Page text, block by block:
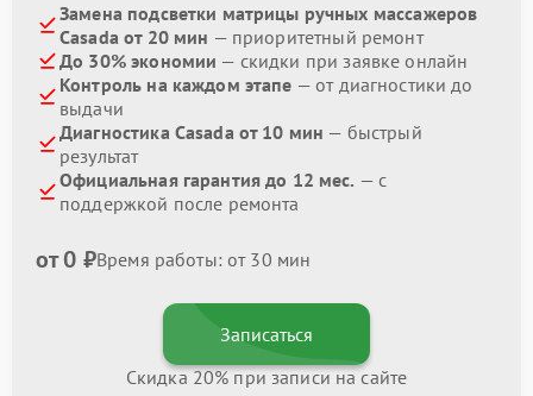
Замена подсветки матрицы ручных массажеров
Casada от 20 мин — приоритетный ремонт
До 30% экономии — скидки при заявке онлайн
Контроль на каждом этапе — от диагностики до
выдачи
Диагностика Casada от 10 мин — быстрый
результат
Официальная гарантия до 12 мес. — с
поддержкой после ремонта
от 0 ₽Время работы: от 30 мин
Записаться
Скидка 20% при записи на сайте